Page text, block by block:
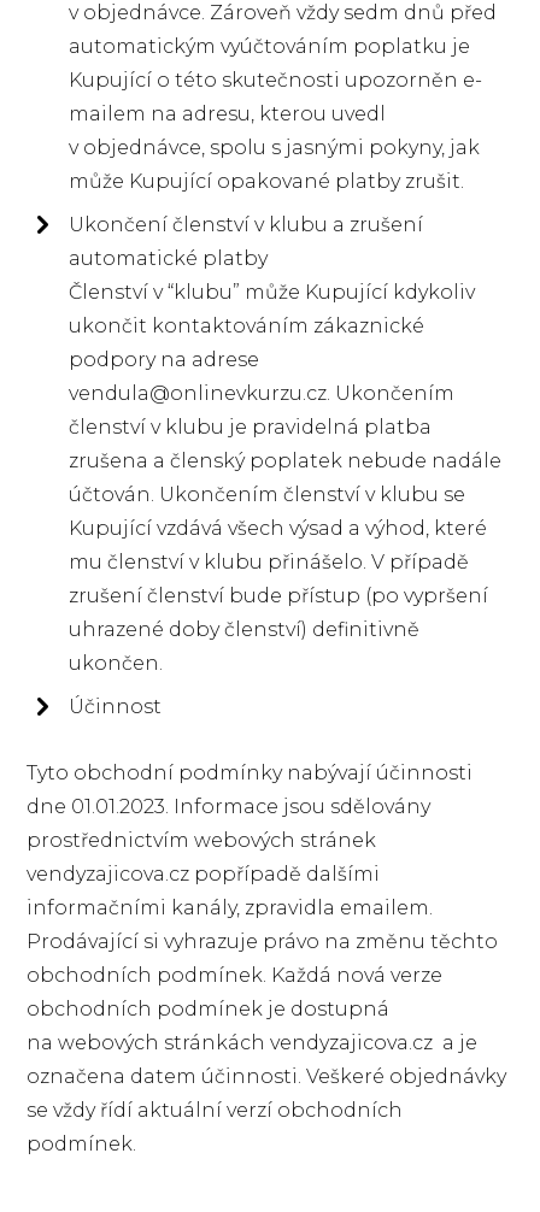
v objednávce. Zároveň vždy sedm dnů před
automatickým vyúčtováním poplatku je
Kupující o této skutečnosti upozorněn e-
mailem na adresu, kterou uvedl
v objednávce, spolu s jasnými pokyny, jak
může Kupující opakované platby zrušit.
Ukončení členství v klubu a zrušení
automatické platby
Členství v “klubu” může Kupující kdykoliv
ukončit kontaktováním zákaznické
podpory na adrese
vendula@onlinevkurzu.cz. Ukončením
členství v klubu je pravidelná platba
zrušena a členský poplatek nebude nadále
účtován. Ukončením členství v klubu se
Kupující vzdává všech výsad a výhod, které
mu členství v klubu přinášelo. V případě
zrušení členství bude přístup (po vypršení
uhrazené doby členství) definitivně
ukončen.
Účinnost
Tyto obchodní podmínky nabývají účinnosti
dne 01.01.2023. Informace jsou sdělovány
prostřednictvím webových stránek
vendyzajicova.cz popřípadě dalšími
informačními kanály, zpravidla emailem.
Prodávající si vyhrazuje právo na změnu těchto
obchodních podmínek. Každá nová verze
obchodních podmínek je dostupná
na webových stránkách vendyzajicova.cz a je
označena datem účinnosti. Veškeré objednávky
se vždy řídí aktuální verzí obchodních
podmínek.